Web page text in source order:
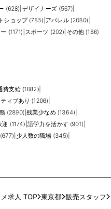
(628) デザイナーズ (567)
ショップ (785) アパレル (2080)
(1171) スポーツ (202) その他 (186)
費支給 (1882)
ィブあり (1206)
(2890) 残業少なめ (1364)
(1174) 語学力を活かす (901)
少人数の職場 (345)
求人 TOP 東京都 販売スタッフ